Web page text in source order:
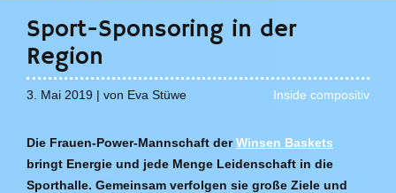
Sport-Sponsoring in der
Region
3. Mai 2019 | von Eva Stüwe Inside compositiv
Die Frauen-Power-Mannschaft derWinsen Baskets
bringt Energie und jede Menge Leidenschaft in die
Sporthalle. Gemeinsam verfolgen sie große Ziele und